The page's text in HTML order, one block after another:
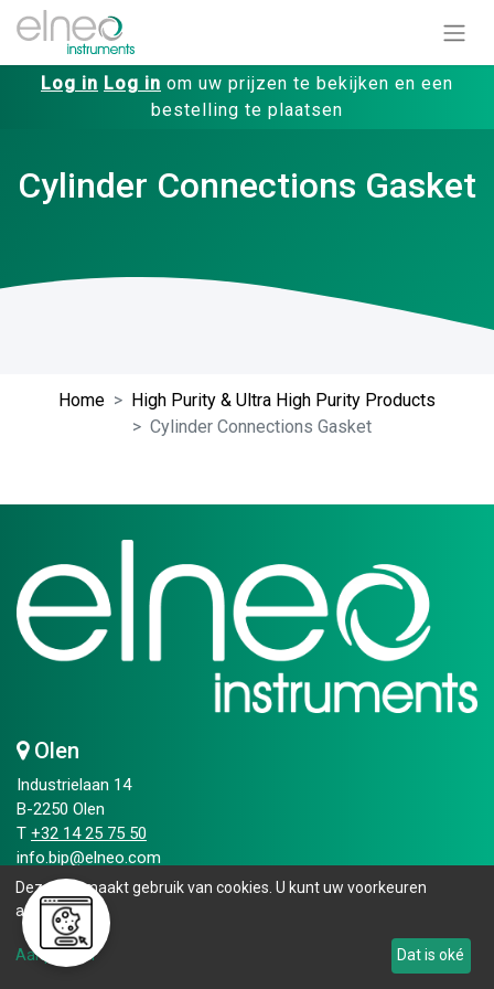
Log in Log in om uw prijzen te bekijken en een
bestelling te plaatsen
Cylinder Connections Gasket
Home
High Purity & Ultra High Purity Products
Cylinder Connections Gasket
Olen
Industrielaan 14
B-2250 Olen
T +32 14 25 75 50​
info.bip@elneo.com
Openingsuren
Maandag - vrijdag:
08.00 - 16.30
Deze site maakt gebruik van cookies. U kunt uw voorkeuren
aanpassen.
Aanpassen Dat is oké